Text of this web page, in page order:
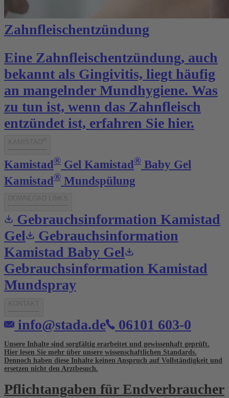
Zahnfleischentzündung
Eine Zahnfleischentzündung, auch
bekannt als Gingivitis, liegt häufig
an mangelnder Mundhygiene. Was
zu tun ist, wenn das Zahnfleisch
entzündet ist, erfahren Sie hier.
Kamistad® Gel Kamistad® Baby Gel
Kamistad® Mundspülung
Gebrauchsinformation Kamistad
Gel
Gebrauchsinformation
Kamistad Baby Gel
Gebrauchsinformation Kamistad
Mundspray
info@stada.de 06101 603-0
Unsere Inhalte sind sorgfältig erarbeitet und gewissenhaft geprüft.
Hier lesen Sie mehr über unsere wissenschaftlichen Standards.
Dennoch haben diese Inhalte keinen Anspruch auf Vollständigkeit und
ersetzen nicht den Arztbesuch.
Pflichtangaben für Endverbraucher